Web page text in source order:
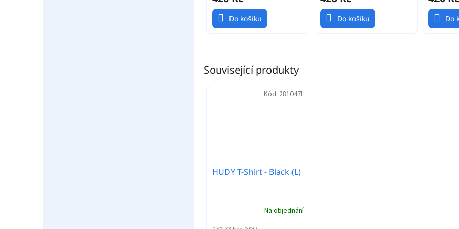
Související produkty
HUDY T-Shirt - Black (L)
Na objednání
Kód: 281047L
Do košíku Do košíku Do